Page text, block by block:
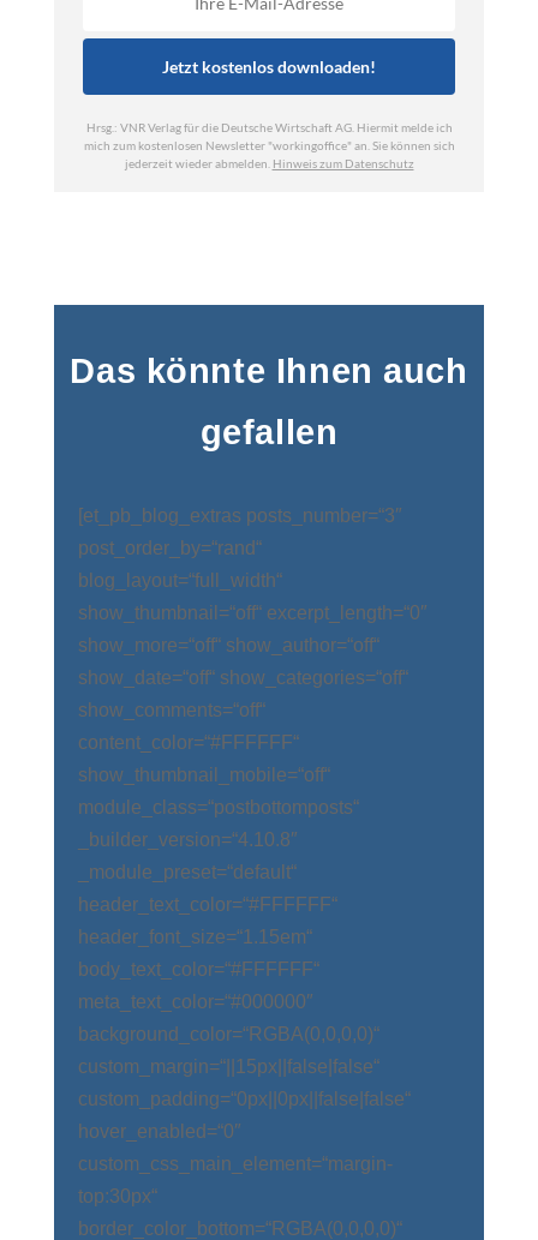
Das könnte Ihnen auch
gefallen
[et_pb_blog_extras posts_number=“3″
post_order_by=“rand“
blog_layout=“full_width“
show_thumbnail=“off“ excerpt_length=“0″
show_more=“off“ show_author=“off“
show_date=“off“ show_categories=“off“
show_comments=“off“
content_color=“#FFFFFF“
show_thumbnail_mobile=“off“
module_class=“postbottomposts“
_builder_version=“4.10.8″
_module_preset=“default“
header_text_color=“#FFFFFF“
header_font_size=“1.15em“
body_text_color=“#FFFFFF“
meta_text_color=“#000000″
background_color=“RGBA(0,0,0,0)“
custom_margin=“||15px||false|false“
custom_padding=“0px||0px||false|false“
hover_enabled=“0″
custom_css_main_element=“margin-
top:30px“
border_color_bottom=“RGBA(0,0,0,0)“